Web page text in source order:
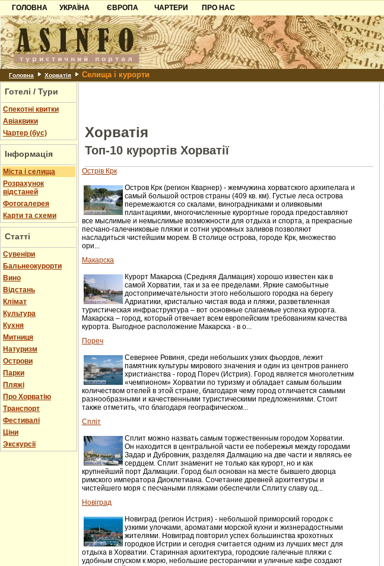
ГОЛОВНА
УКРАЇНА
Карпати
Азов
Причорноморря
Шацьк
ЄВРОПА
Чорногорія
Хорватія
Болгарія
Албанія
ЧАРТЕРИ
ПРО НАС
Контакти
Партнерам
Додати готель
Головна Хорватія Селища і курорти
Готелі / Тури
Спекотні квитки
Авіаквики
Чартер (бус)
Інформація
Міста і селища
Розрахунок
відстаней
Фотогалерея
Карти та схеми
Статті
Cувеніри
Бальнеокурорти
Вино
Відстань
Клімат
Культура
Кухня
Митниця
Натуризм
Острови
Парки
Пляжі
Про Хорватію
Транспорт
Фестивалі
Ціни
Экскурсії
Хорватія
Топ-10 курортів Хорватії
Острів Крк
Остров Крк (регион Кварнер) - жемчужина хорватского архипелага и
самый большой остров страны (409 кв. км). Густые леса острова
перемежаются со скалами, виноградниками и оливковыми
плантациями, многочисленные курортные города предоставляют
все мыслимые и немыслимые возможности для отдыха и спорта, а прекрасные
песчано-галечниковые пляжи и сотни укромных заливов позволяют
насладиться чистейшим морем. В столице острова, городе Крк, множество
ори...
Макарска
Курорт Макарска (Средняя Далмация) хорошо известен как в
самой Хорватии, так и за ее пределами. Яркие самобытные
достопримечательности этого небольшого городка на берегу
Адриатики, кристально чистая вода и пляжи, разветвленная
туристическая инфраструктура – вот основные слагаемые успеха курорта.
Макарска – город, который отвечает всем европейским требованиям качества
курорта. Выгодное расположение Макарска - в о...
Пореч
Севернее Ровиня, среди небольших узких фьордов, лежит
памятник культуры мирового значения и один из центров раннего
христианства - город Пореч (Истрия). Город является многолетним
«чемпионом» Хорватии по туризму и обладает самым большим
количеством отелей в этой стране, благодаря чему город отличается самыми
разнообразными и качественными туристическими предложениями. Стоит
также отметить, что благодаря географическом...
Спліт
Сплит можно назвать самым торжественным городом Хорватии.
Он находится в центральной части ее побережья между городами
Задар и Дубровник, разделяя Далмацию на две части и являясь ее
сердцем. Сплит знаменит не только как курорт, но и как
крупнейший порт Далмации. Город был основан на месте бывшего дворца
римского императора Диоклетиана. Сочетание древней архитектуры и
чистейшего моря с песчаными пляжами обеспечили Сплиту славу од...
Новіград
Новиград (регион Истрия) - небольшой приморский городок с
узкими улочками, ароматами морской кухни и жизнерадостными
жителями. Новиград повторил успех большинства крохотных
городков Истрии и сегодня считается одним из лучших мест для
отдыха в Хорватии. Старинная архитектура, городские галечные пляжи с
удобным спуском к морю, небольшие ресторанчики и уличные кафе создают